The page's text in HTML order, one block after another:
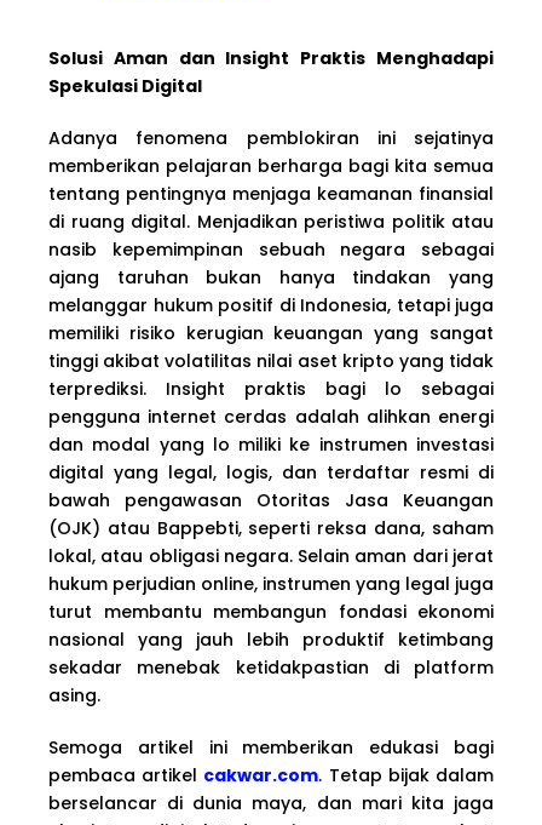
Solusi Aman dan Insight Praktis Menghadapi
Spekulasi Digital
Adanya fenomena pemblokiran ini sejatinya
memberikan pelajaran berharga bagi kita semua
tentang pentingnya menjaga keamanan finansial
di ruang digital. Menjadikan peristiwa politik atau
nasib kepemimpinan sebuah negara sebagai
ajang taruhan bukan hanya tindakan yang
melanggar hukum positif di Indonesia, tetapi juga
memiliki risiko kerugian keuangan yang sangat
tinggi akibat volatilitas nilai aset kripto yang tidak
terprediksi. Insight praktis bagi lo sebagai
pengguna internet cerdas adalah alihkan energi
dan modal yang lo miliki ke instrumen investasi
digital yang legal, logis, dan terdaftar resmi di
bawah pengawasan Otoritas Jasa Keuangan
(OJK) atau Bappebti, seperti reksa dana, saham
lokal, atau obligasi negara. Selain aman dari jerat
hukum perjudian online, instrumen yang legal juga
turut membantu membangun fondasi ekonomi
nasional yang jauh lebih produktif ketimbang
sekadar menebak ketidakpastian di platform
asing.
Semoga artikel ini memberikan edukasi bagi
pembaca artikel cakwar.com. Tetap bijak dalam
berselancar di dunia maya, dan mari kita jaga